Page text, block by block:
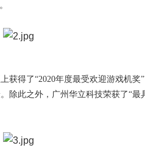
获得了“2020年度最受欢迎游戏机奖
除此之外，广州华立科技荣获了“最